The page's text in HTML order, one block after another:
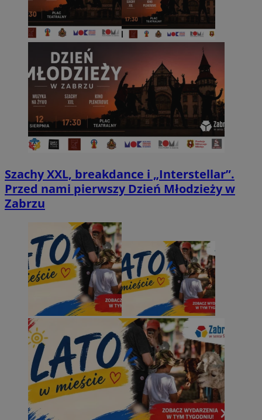
Szachy XXL, breakdance i „Interstellar”.
Przed nami pierwszy Dzień Młodzieży w
Zabrzu